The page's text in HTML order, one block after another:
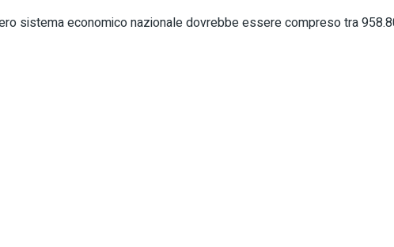
sistema economico nazionale dovrebbe essere compreso tra